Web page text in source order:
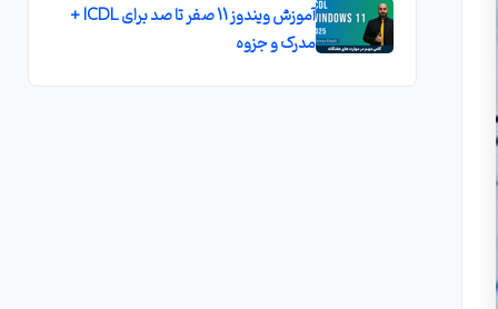
آموزش ویندوز 11 صفر تا صد برای ICDL +
مدرک و جزوه